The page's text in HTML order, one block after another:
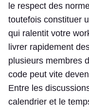
le respect des
toutefois constituer
qui ralentit votre
livrer rapidement
plusieurs membres
code peut vite
Entre les
calendrier et le